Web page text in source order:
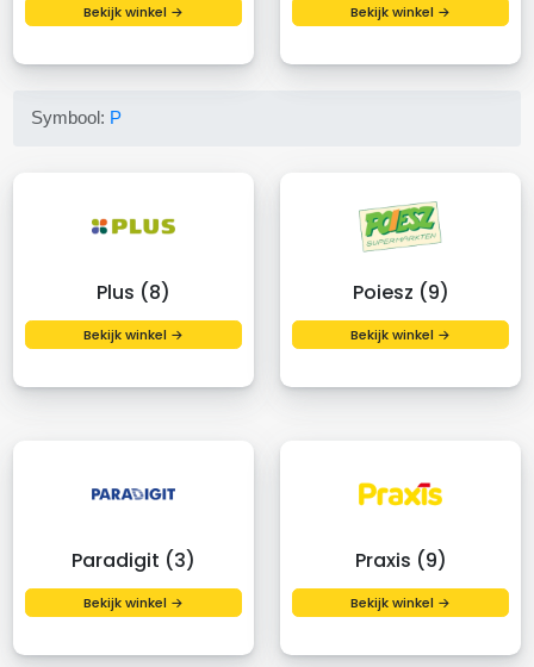
Bekijk winkel → Bekijk winkel →
Symbool: P
Plus (8)
Bekijk winkel →
Poiesz (9)
Bekijk winkel →
Paradigit (3)
Bekijk winkel →
Praxis (9)
Bekijk winkel →